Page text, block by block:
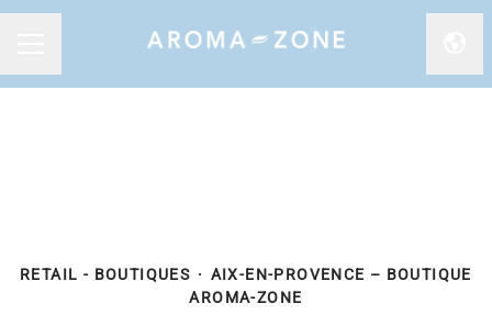
RETAIL - BOUTIQUES · AIX-EN-PROVENCE – BOUTIQUE
AROMA-ZONE